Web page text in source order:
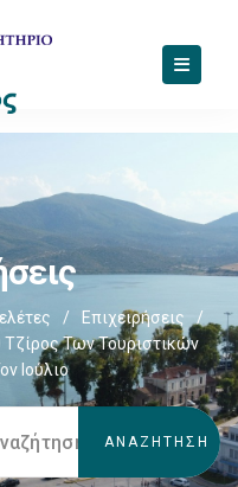
/ Επιχειρήσεις
/
Των Τουριστικών
Ιούλιο